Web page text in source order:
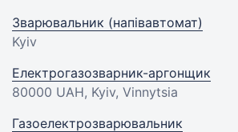
Зварювальник (напівавтомат)
Kyiv
Електрогазозварник-аргонщик
80000 UAH, Kyiv, Vinnytsia
Газоелектрозварювальник